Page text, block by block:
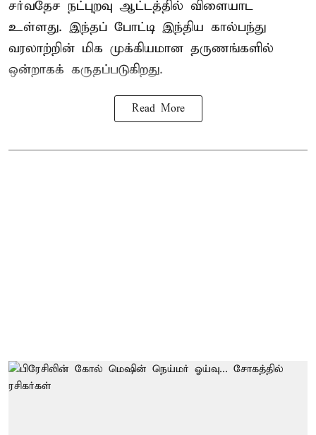
சர்வதேச நட்புறவு ஆட்டத்தில் விளையாட
உள்ளது. இந்தப் போட்டி இந்திய கால்பந்து
வரலாற்றின் மிக முக்கியமான தருணங்களில்
ஒன்றாகக் கருதப்படுகிறது.
Read More